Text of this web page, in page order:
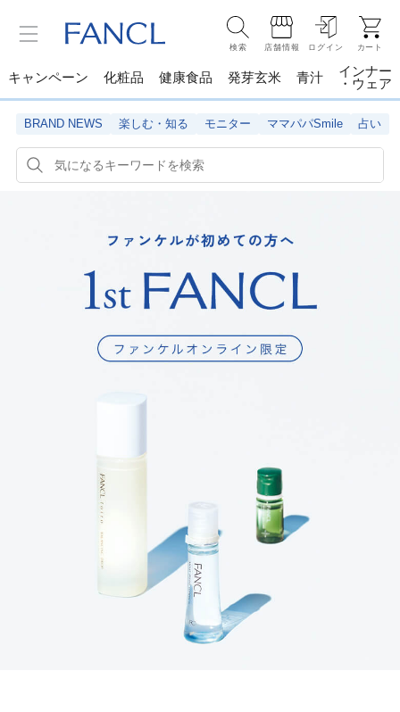
検索 店舗情報 ログイン カート
キャンペーン 化粧品 健康食品 発芽玄米 青汁
インナー
・ウェア
BRAND NEWS 楽しむ・知る モニター ママパパSmile 占い